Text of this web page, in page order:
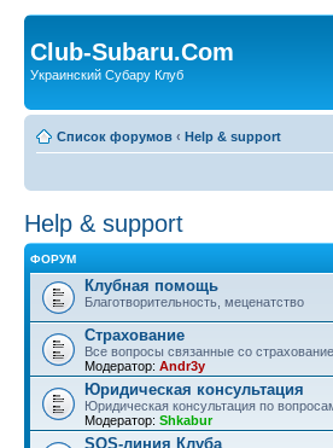
Club-Subaru.Com
Украинский Субару Клуб
Список форумов ‹ Help & support
Help & support
ФОРУМ
Клубная помощь
Благотворительность, меценатство
Страхование
Все вопросы связанные со
Модератор: Andr3y
Юридическая консультация
Юридическая консультация по
Модератор: Shkabur
SOS-линия Клуба